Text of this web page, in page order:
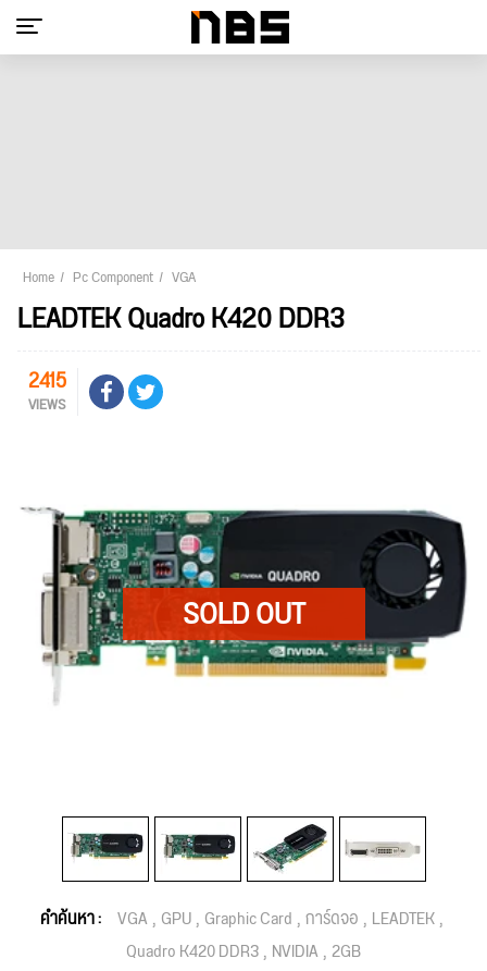
Home Pc Component VGA
LEADTEK Quadro K420 DDR3
2415
VIEWS
คำค้นหา : VGA GPU Graphic Card การ์ดจอ LEADTEK
Quadro K420 DDR3 NVIDIA 2GB